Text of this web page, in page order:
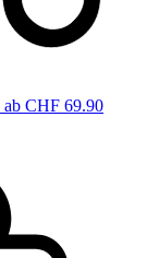
ab CHF 69.90